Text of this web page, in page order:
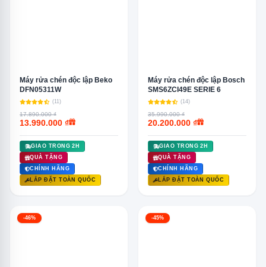
Máy rửa chén độc lập Beko
DFN05311W
(11)
17.890.000 ₫
13.990.000 ₫
GIAO TRONG 2H
QUÀ TẶNG
CHÍNH HÃNG
LẮP ĐẶT TOÀN QUỐC
Máy rửa chén độc lập Bosch
SMS6ZCI49E SERIE 6
(14)
35.990.000 ₫
20.200.000 ₫
GIAO TRONG 2H
QUÀ TẶNG
CHÍNH HÃNG
LẮP ĐẶT TOÀN QUỐC
-46% -45%